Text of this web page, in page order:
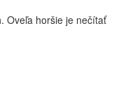
Oveľa horšie je nečítať